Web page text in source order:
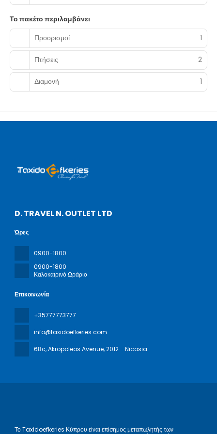
Το πακέτο περιλαμβάνει
Προορισμοί
1
Πτήσεις 2
Διαμονή 1
D. TRAVEL N. OUTLET LTD
Επικοινωνία
+35777773777
info@taxidoefkeries.com
68c, Akropoleos Avenue, 2012 - Nicosia
Ώρες
0900-1800
0900-1800
Καλοκαιρινό Ωράριο
Το Taxidoefkeries Κύπρου είναι επίσημος μεταπωλητής των